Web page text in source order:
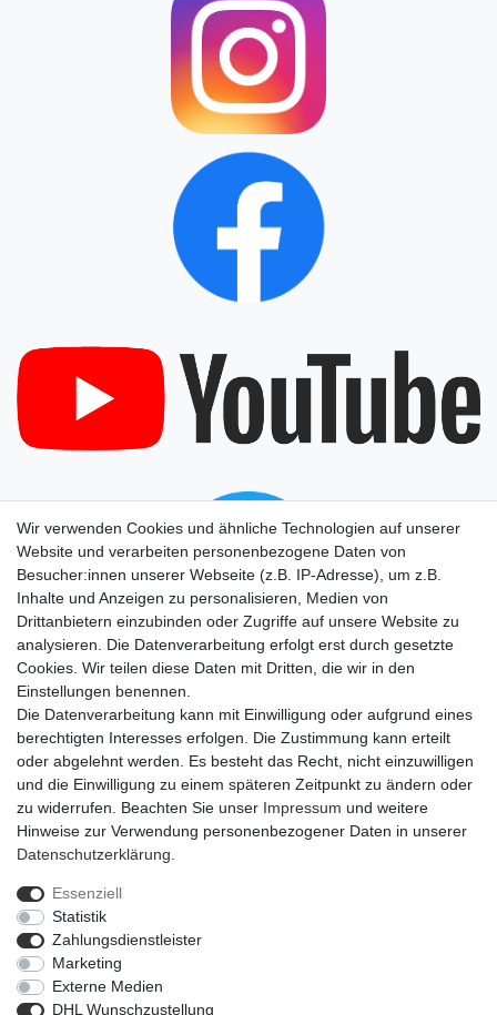
Impressum
Barrierefreiheitserklärung
Wir verwenden Cookies und ähnliche Technologien auf unserer
Website und verarbeiten personenbezogene Daten von
Besucher:innen unserer Webseite (z.B. IP-Adresse), um z.B.
Inhalte und Anzeigen zu personalisieren, Medien von
Drittanbietern einzubinden oder Zugriffe auf unsere Website zu
analysieren. Die Datenverarbeitung erfolgt erst durch gesetzte
Cookies. Wir teilen diese Daten mit Dritten, die wir in den
Einstellungen benennen.
Die Datenverarbeitung kann mit Einwilligung oder aufgrund eines
berechtigten Interesses erfolgen. Die Zustimmung kann erteilt
oder abgelehnt werden. Es besteht das Recht, nicht einzuwilligen
und die Einwilligung zu einem späteren Zeitpunkt zu ändern oder
zu widerrufen. Beachten Sie unser Impressum und weitere
Hinweise zur Verwendung personenbezogener Daten in unserer
Daten­schutz­erklärung
Essenziell
Statistik
Zahlungsdienstleister
Marketing
Externe Medien
DHL Wunschzustellung